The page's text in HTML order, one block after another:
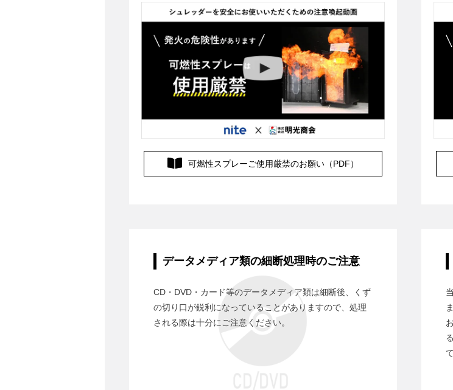
可燃性スプレーご使用厳禁のお願い（PDF）
データメディア類の細断処理時のご注意
CD・DVD・カード等のデータメディア類は細断後、くず
の切り口が鋭利になっていることがありますので、処理
される際は十分にご注意ください。